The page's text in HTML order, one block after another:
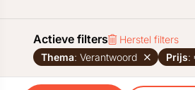
Actieve filters
Herstel filters
Thema: Verantwoord Prijs: